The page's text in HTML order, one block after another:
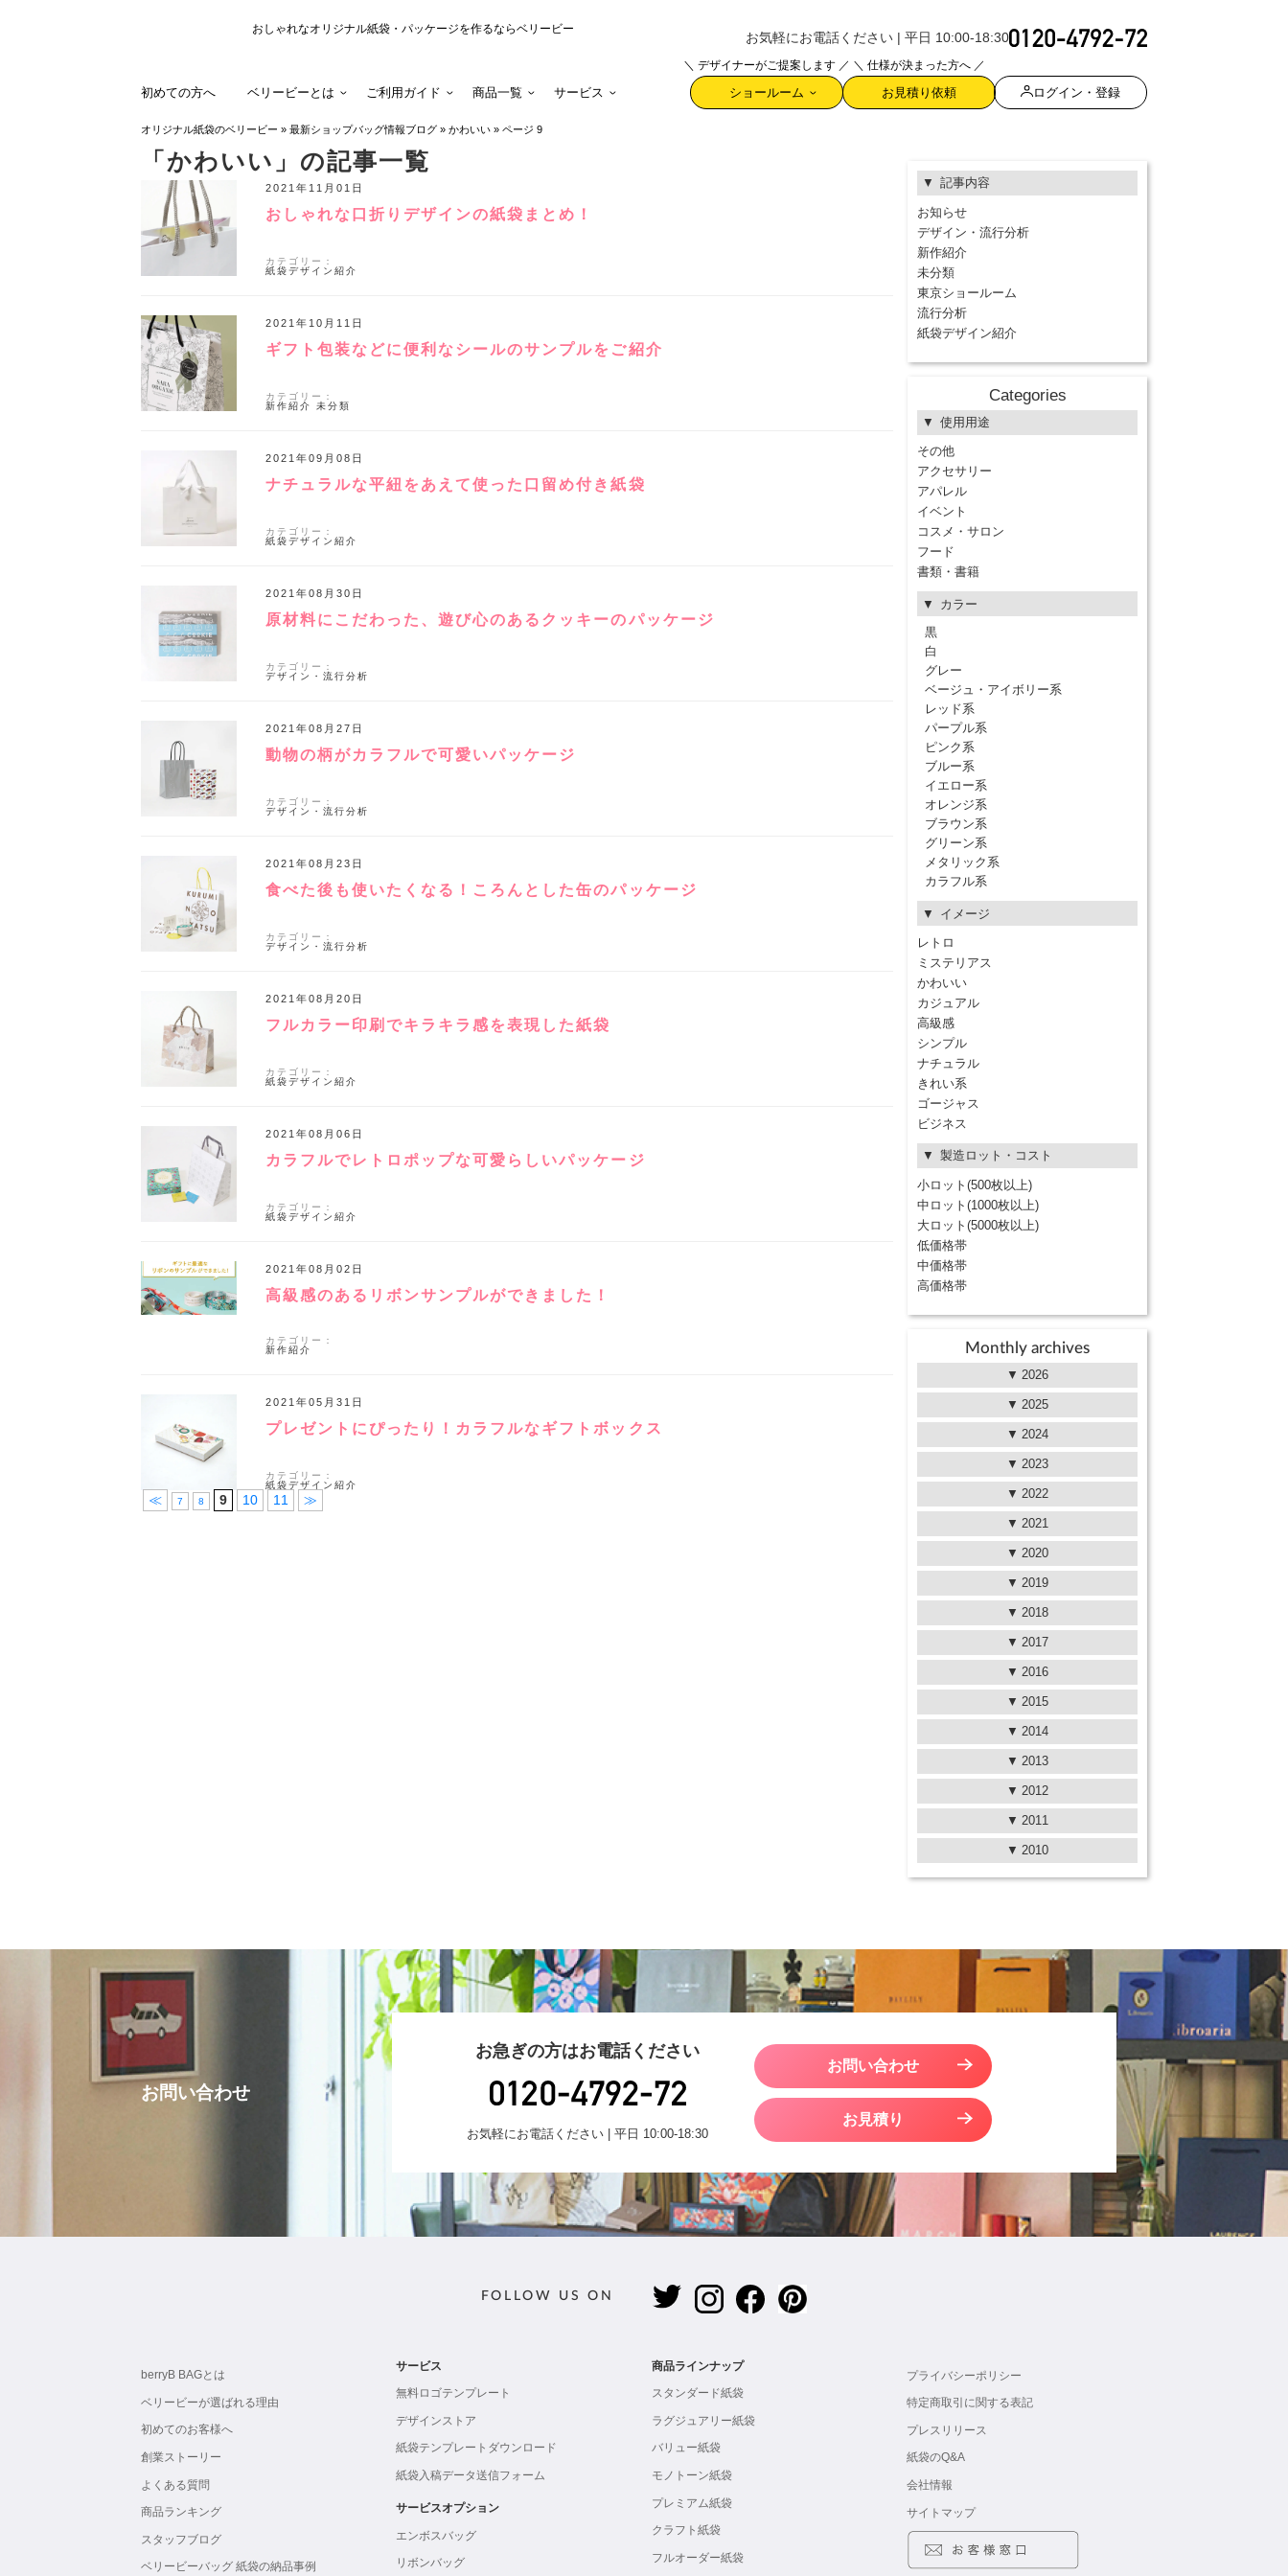
おしゃれなオリジナル紙袋・パッケージを作るならベリービー
お気軽にお電話ください | 平日 10:00-18:30
初めての方へ ベリービーとは ご利用ガイド 商品一覧 サービス
＼ デザイナーがご提案します ／
ショールーム
＼ 仕様が決まった方へ ／
お見積り依頼 ログイン・登録
オリジナル紙袋のベリービー » 最新ショップバッグ情報ブログ » かわいい » ページ 9
「かわいい」の記事一覧
おしゃれな口折りデザインの紙袋まとめ！
2021年11月01日
カテゴリー：
紙袋デザイン紹介
ギフト包装などに便利なシールのサンプルをご紹介
2021年10月11日
カテゴリー：
新作紹介
未分類
ナチュラルな平紐をあえて使った口留め付き紙袋
2021年09月08日
カテゴリー：
紙袋デザイン紹介
原材料にこだわった、遊び心のあるクッキーのパッケージ
2021年08月30日
カテゴリー：
デザイン・流行分析
動物の柄がカラフルで可愛いパッケージ
2021年08月27日
カテゴリー：
デザイン・流行分析
食べた後も使いたくなる！ころんとした缶のパッケージ
2021年08月23日
カテゴリー：
デザイン・流行分析
フルカラー印刷でキラキラ感を表現した紙袋
2021年08月20日
カテゴリー：
紙袋デザイン紹介
カラフルでレトロポップな可愛らしいパッケージ
2021年08月06日
カテゴリー：
紙袋デザイン紹介
高級感のあるリボンサンプルができました！
2021年08月02日
カテゴリー：
新作紹介
プレゼントにぴったり！カラフルなギフトボックス
2021年05月31日
カテゴリー：
紙袋デザイン紹介
≪ 7 8 9 10 11 ≫
記事内容
お知らせ
デザイン・流行分析
新作紹介
未分類
東京ショールーム
流行分析
紙袋デザイン紹介
Categories
使用用途
その他
アクセサリー
アパレル
イベント
コスメ・サロン
フード
書類・書籍
カラー
黒
白
グレー
ベージュ・アイボリー系
レッド系
パープル系
ピンク系
ブルー系
イエロー系
オレンジ系
ブラウン系
グリーン系
メタリック系
カラフル系
イメージ
レトロ
ミステリアス
かわいい
カジュアル
高級感
シンプル
ナチュラル
きれい系
ゴージャス
ビジネス
製造ロット・コスト
小ロット(500枚以上)
中ロット(1000枚以上)
大ロット(5000枚以上)
低価格帯
中価格帯
高価格帯
Monthly archives
2026
2025
2024
2023
2022
2021
2020
2019
2018
2017
2016
2015
2014
2013
2012
2011
2010
お問い合わせ
お急ぎの方はお電話ください
お気軽にお電話ください | 平日 10:00-18:30
お問い合わせ
お見積り
FOLLOW US ON
berryB BAGとは
ベリービーが選ばれる理由
初めてのお客様へ
創業ストーリー
よくある質問
商品ランキング
スタッフブログ
ベリービーバッグ 紙袋の納品事例
サービス
無料ロゴテンプレート
デザインストア
紙袋テンプレートダウンロード
紙袋入稿データ送信フォーム
サービスオプション
エンボスバッグ
リボンバッグ
商品ラインナップ
スタンダード紙袋
ラグジュアリー紙袋
バリュー紙袋
モノトーン紙袋
プレミアム紙袋
クラフト紙袋
フルオーダー紙袋
プライバシーポリシー
特定商取引に関する表記
プレスリリース
紙袋のQ&A
会社情報
サイトマップ